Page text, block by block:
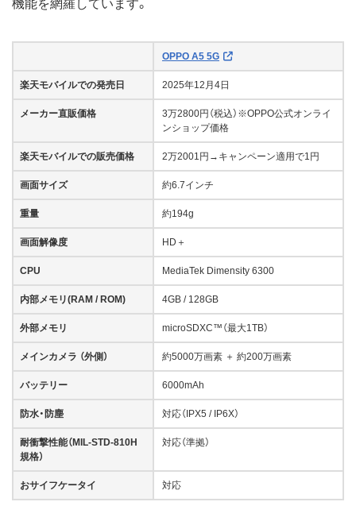
機能を網羅しています。
OPPO A5 5G
楽天モバイルでの発売日 2025年12月4日
メーカー直販価格
3万2800円（税込）※OPPO公式オンライ
ンショップ価格
楽天モバイルでの販売価格 2万2001円→キャンペーン適用で1円
画面サイズ 約6.7インチ
重量 約194g
画面解像度 HD＋
CPU MediaTek Dimensity 6300
内部メモリ(RAM / ROM) 4GB / 128GB
外部メモリ microSDXC™（最大1TB）
メインカメラ （外側） 約5000万画素 ＋ 約200万画素
バッテリー 6000mAh
防水・防塵 対応（IPX5 / IP6X）
耐衝撃性能（MIL-STD-810H
規格）
対応（準拠）
おサイフケータイ 対応